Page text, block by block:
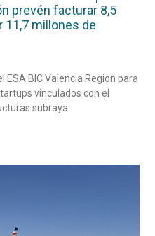
prevén facturar 8,5
11,7 millones de
BIC Valencia Region para
vinculados con el
subraya